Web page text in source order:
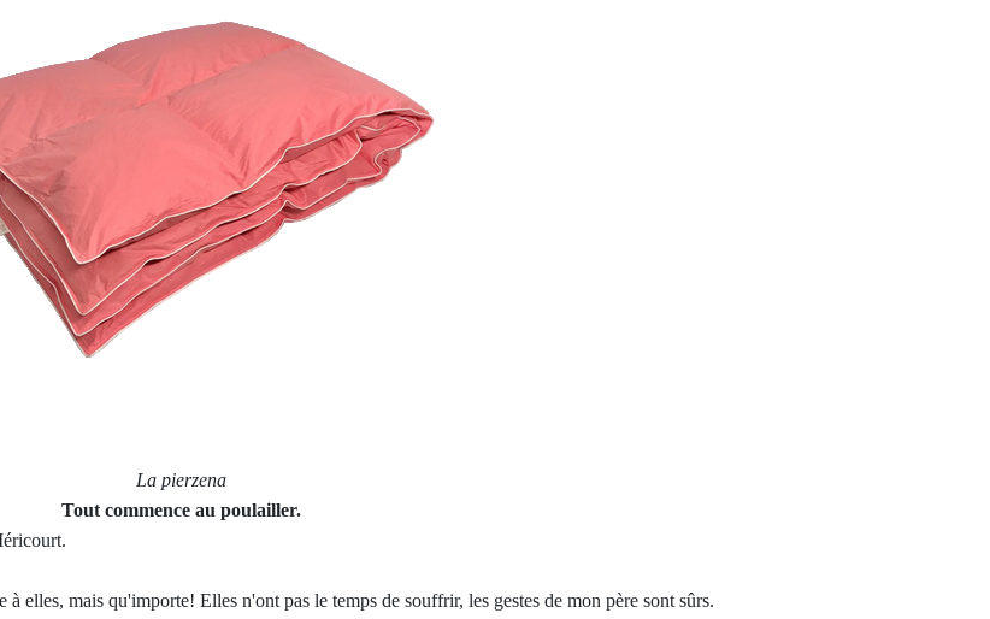
La pierzena
Tout commence au poulailler.
elles, mais qu'importe! Elles n'ont pas le temps de souffrir, les gestes de mon père sont sûrs.